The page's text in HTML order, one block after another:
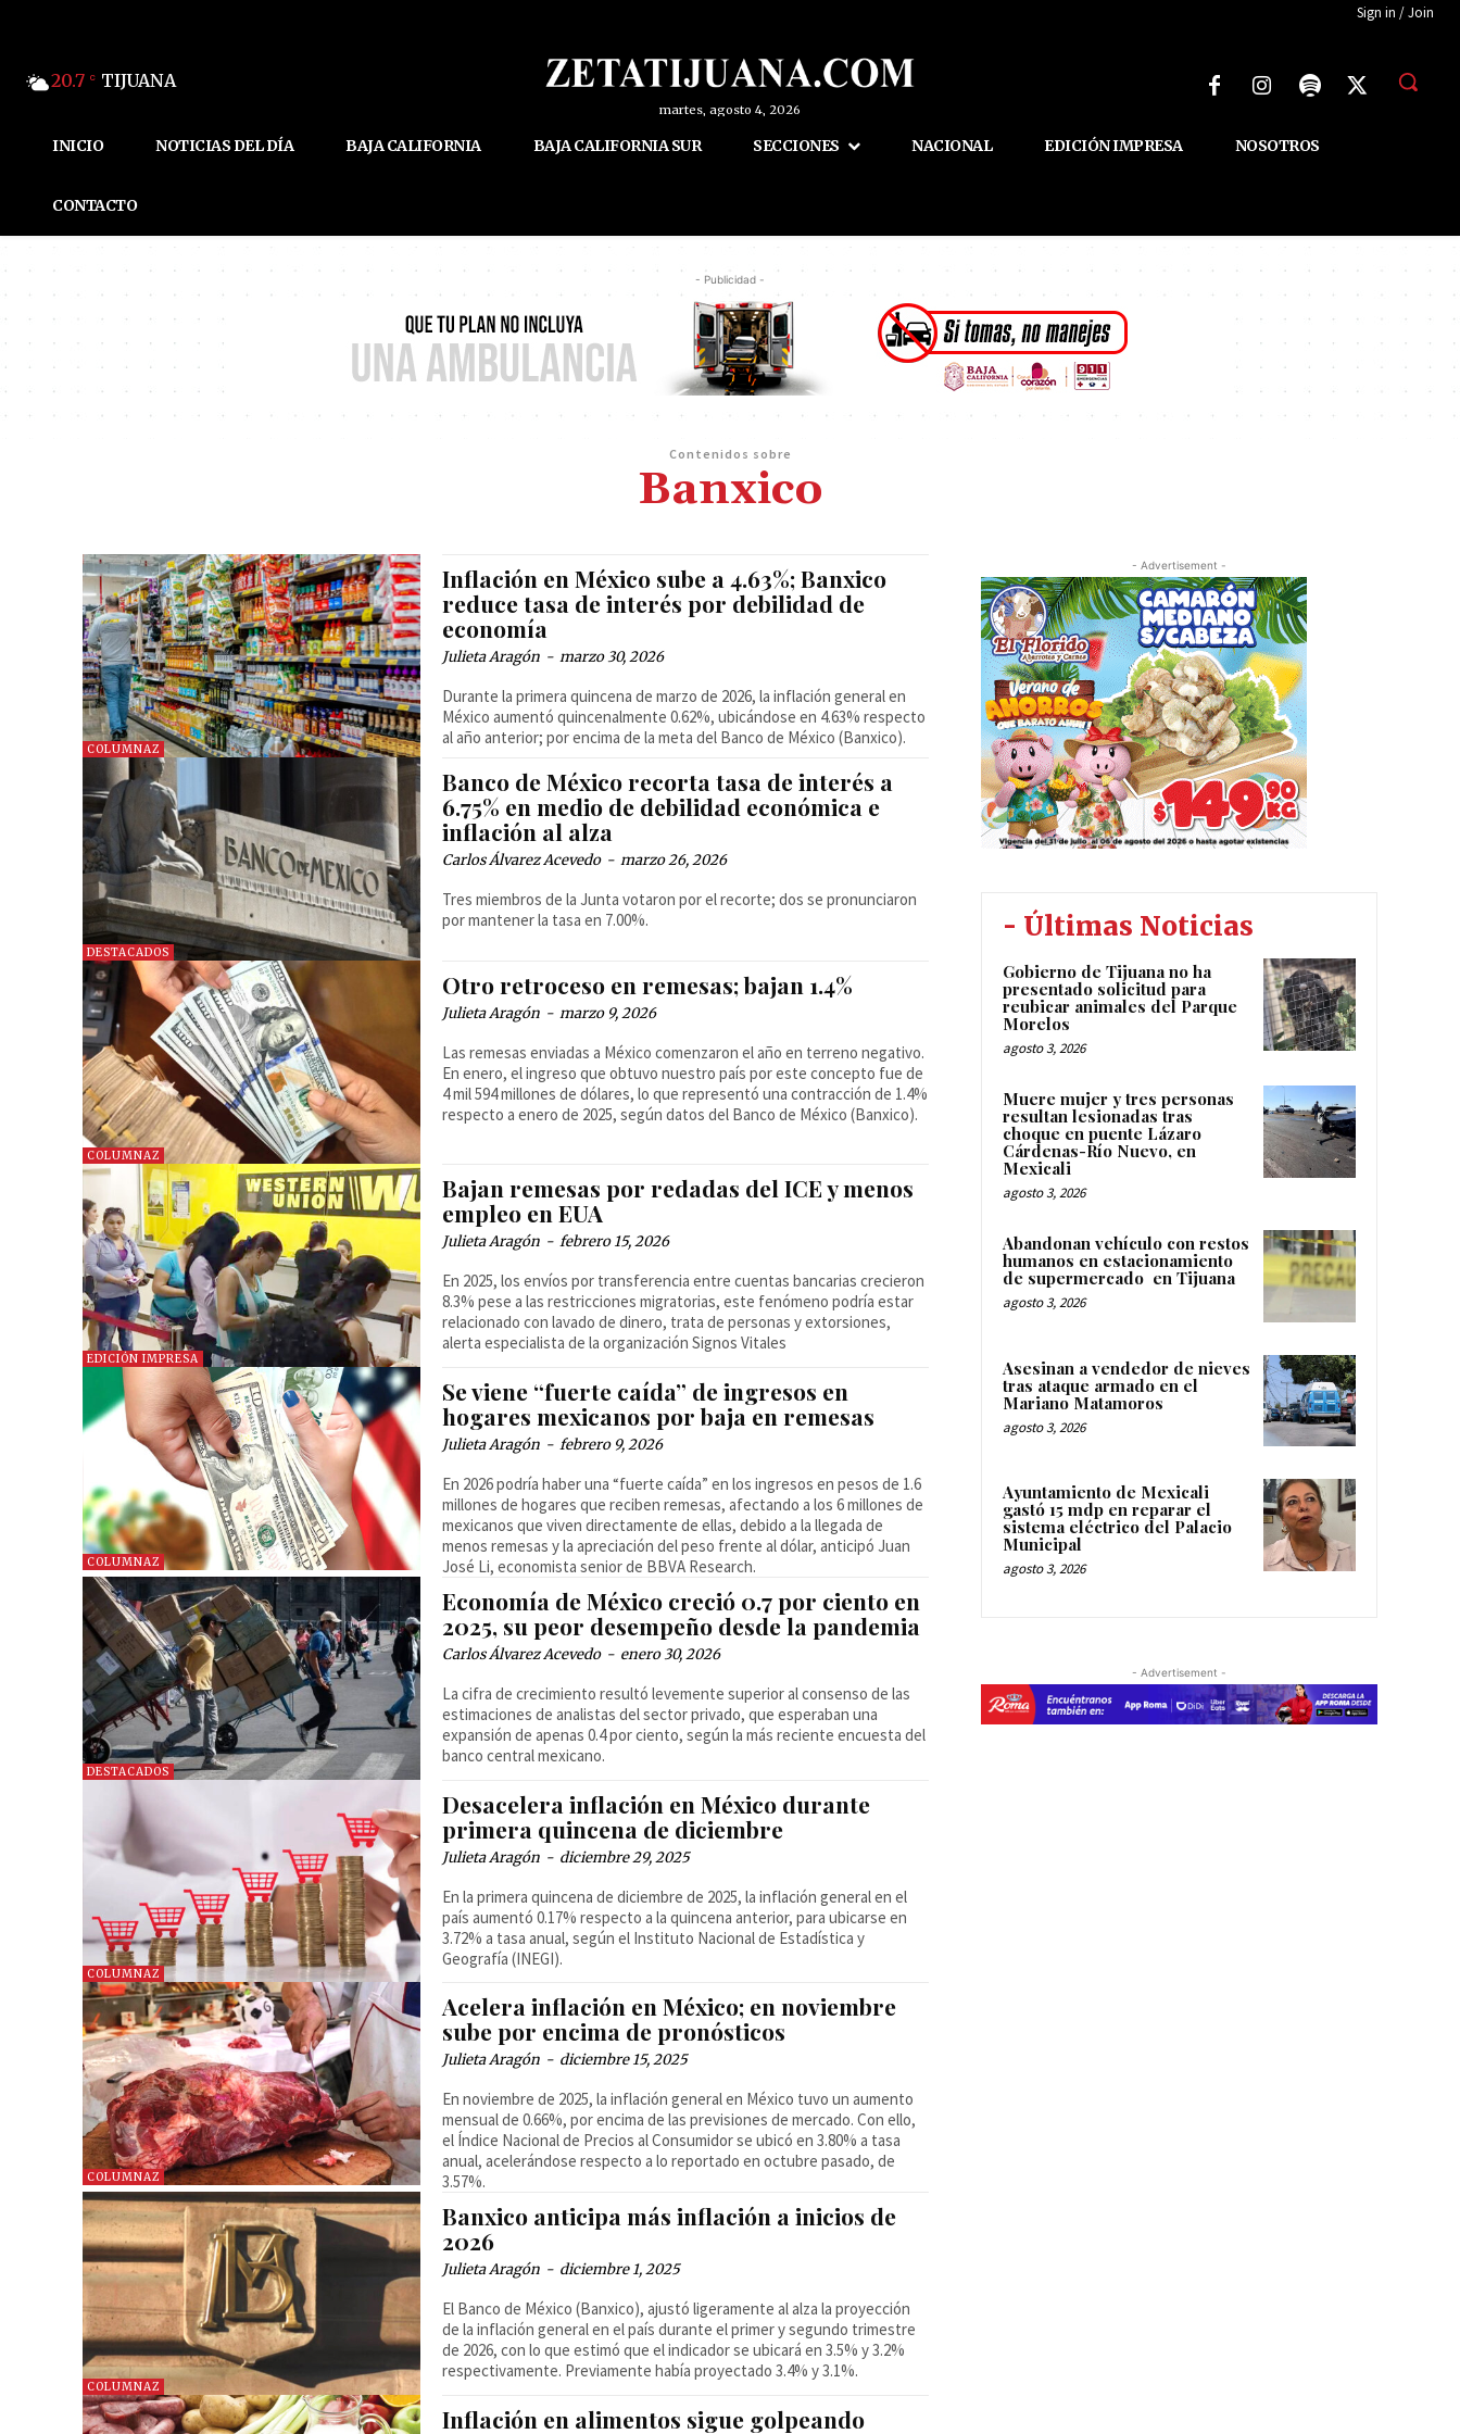
Sign in / Join
20.7 C TIJUANA
martes, agosto 4, 2026
INICIO NOTICIAS DEL DÍA BAJA CALIFORNIA BAJA CALIFORNIA SUR SECCIONES NACIONAL EDICIÓN IMPRESA NOSOTROS
CONTACTO
- Publicidad -
Contenidos sobre
Banxico
COLUMNAZ
Inflación en México sube a 4.63%; Banxico
reduce tasa de interés por debilidad de
economía
Julieta Aragón - marzo 30, 2026
Durante la primera quincena de marzo de 2026, la inflación general en
México aumentó quincenalmente 0.62%, ubicándose en 4.63% respecto
al año anterior; por encima de la meta del Banco de México (Banxico).
DESTACADOS
Banco de México recorta tasa de interés a
6.75% en medio de debilidad económica e
inflación al alza
Carlos Álvarez Acevedo - marzo 26, 2026
Tres miembros de la Junta votaron por el recorte; dos se pronunciaron
por mantener la tasa en 7.00%.
COLUMNAZ
Otro retroceso en remesas; bajan 1.4%
Julieta Aragón - marzo 9, 2026
Las remesas enviadas a México comenzaron el año en terreno negativo.
En enero, el ingreso que obtuvo nuestro país por este concepto fue de
4 mil 594 millones de dólares, lo que representó una contracción de 1.4%
respecto a enero de 2025, según datos del Banco de México (Banxico).
EDICIÓN IMPRESA
Bajan remesas por redadas del ICE y menos
empleo en EUA
Julieta Aragón - febrero 15, 2026
En 2025, los envíos por transferencia entre cuentas bancarias crecieron
8.3% pese a las restricciones migratorias, este fenómeno podría estar
relacionado con lavado de dinero, trata de personas y extorsiones,
alerta especialista de la organización Signos Vitales
COLUMNAZ
Se viene “fuerte caída” de ingresos en
hogares mexicanos por baja en remesas
Julieta Aragón - febrero 9, 2026
En 2026 podría haber una “fuerte caída” en los ingresos en pesos de 1.6
millones de hogares que reciben remesas, afectando a los 6 millones de
mexicanos que viven directamente de ellas, debido a la llegada de
menos remesas y la apreciación del peso frente al dólar, anticipó Juan
José Li, economista senior de BBVA Research.
DESTACADOS
Economía de México creció 0.7 por ciento en
2025, su peor desempeño desde la pandemia
Carlos Álvarez Acevedo - enero 30, 2026
La cifra de crecimiento resultó levemente superior al consenso de las
estimaciones de analistas del sector privado, que esperaban una
expansión de apenas 0.4 por ciento, según la más reciente encuesta del
banco central mexicano.
COLUMNAZ
Desacelera inflación en México durante
primera quincena de diciembre
Julieta Aragón - diciembre 29, 2025
En la primera quincena de diciembre de 2025, la inflación general en el
país aumentó 0.17% respecto a la quincena anterior, para ubicarse en
3.72% a tasa anual, según el Instituto Nacional de Estadística y
Geografía (INEGI).
COLUMNAZ
Acelera inflación en México; en noviembre
sube por encima de pronósticos
Julieta Aragón - diciembre 15, 2025
En noviembre de 2025, la inflación general en México tuvo un aumento
mensual de 0.66%, por encima de las previsiones de mercado. Con ello,
el Índice Nacional de Precios al Consumidor se ubicó en 3.80% a tasa
anual, acelerándose respecto a lo reportado en octubre pasado, de
3.57%.
COLUMNAZ
Banxico anticipa más inflación a inicios de
2026
Julieta Aragón - diciembre 1, 2025
El Banco de México (Banxico), ajustó ligeramente al alza la proyección
de la inflación general en el país durante el primer y segundo trimestre
de 2026, con lo que estimó que el indicador se ubicará en 3.5% y 3.2%
respectivamente. Previamente había proyectado 3.4% y 3.1%.
Inflación en alimentos sigue golpeando
- Advertisement -
- Últimas Noticias
Gobierno de Tijuana no ha
presentado solicitud para
reubicar animales del Parque
Morelos
agosto 3, 2026
Muere mujer y tres personas
resultan lesionadas tras
choque en puente Lázaro
Cárdenas-Río Nuevo, en
Mexicali
agosto 3, 2026
Abandonan vehículo con restos
humanos en estacionamiento
de supermercado en Tijuana
agosto 3, 2026
Asesinan a vendedor de nieves
tras ataque armado en el
Mariano Matamoros
agosto 3, 2026
Ayuntamiento de Mexicali
gastó 15 mdp en reparar el
sistema eléctrico del Palacio
Municipal
agosto 3, 2026
- Advertisement -